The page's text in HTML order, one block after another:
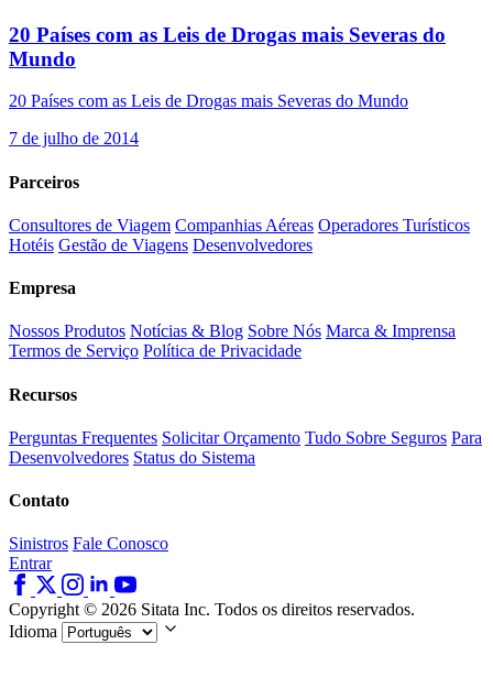
20 Países com as Leis de Drogas mais Severas do
Mundo
20 Países com as Leis de Drogas mais Severas do Mundo
7 de julho de 2014
Parceiros
Consultores de Viagem Companhias Aéreas Operadores Turísticos
Hotéis Gestão de Viagens Desenvolvedores
Empresa
Nossos Produtos Notícias & Blog Sobre Nós Marca & Imprensa
Termos de Serviço Política de Privacidade
Recursos
Perguntas Frequentes Solicitar Orçamento Tudo Sobre Seguros Para
Desenvolvedores Status do Sistema
Contato
Sinistros Fale Conosco
Entrar
Copyright © 2026 Sitata Inc. Todos os direitos reservados.
Idioma